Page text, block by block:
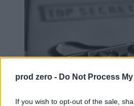
prod zero - Do Not Process
If you wish to opt-out of the sale,